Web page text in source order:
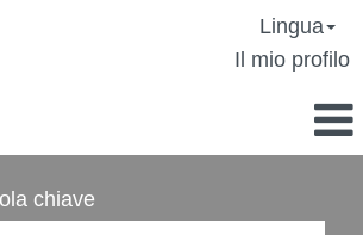
Lingua
Il mio profilo
chiave